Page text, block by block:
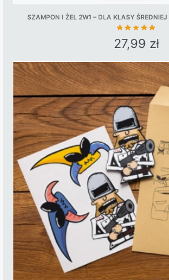
SZAMPON I ŻEL 2W1 – DLA KLASY
27,99 zł